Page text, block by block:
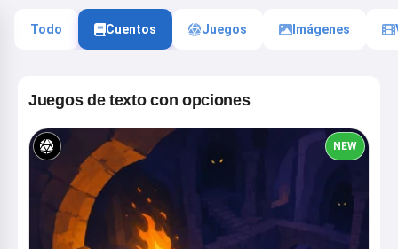
Todo Cuentos Juegos Imágenes
Juegos de texto con opciones
NEW